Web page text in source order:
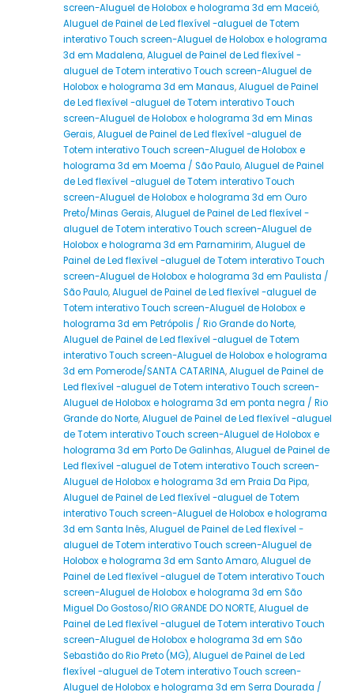
screen-Aluguel de Holobox e holograma 3d em Maceió,
Aluguel de Painel de Led flexível -aluguel de Totem
interativo Touch screen-Aluguel de Holobox e holograma
3d em Madalena,Aluguel de Painel de Led flexível -
aluguel de Totem interativo Touch screen-Aluguel de
Holobox e holograma 3d em Manaus,Aluguel de Painel
de Led flexível -aluguel de Totem interativo Touch
screen-Aluguel de Holobox e holograma 3d em Minas
Gerais,Aluguel de Painel de Led flexível -aluguel de
Totem interativo Touch screen-Aluguel de Holobox e
holograma 3d em Moema / São Paulo,Aluguel de Painel
de Led flexível -aluguel de Totem interativo Touch
screen-Aluguel de Holobox e holograma 3d em Ouro
Preto/Minas Gerais,Aluguel de Painel de Led flexível -
aluguel de Totem interativo Touch screen-Aluguel de
Holobox e holograma 3d em Parnamirim,Aluguel de
Painel de Led flexível -aluguel de Totem interativo Touch
screen-Aluguel de Holobox e holograma 3d em Paulista /
São Paulo,Aluguel de Painel de Led flexível -aluguel de
Totem interativo Touch screen-Aluguel de Holobox e
holograma 3d em Petrópolis / Rio Grande do Norte,
Aluguel de Painel de Led flexível -aluguel de Totem
interativo Touch screen-Aluguel de Holobox e holograma
3d em Pomerode/SANTA CATARINA,Aluguel de Painel de
Led flexível -aluguel de Totem interativo Touch screen-
Aluguel de Holobox e holograma 3d em ponta negra / Rio
Grande do Norte,Aluguel de Painel de Led flexível -aluguel
de Totem interativo Touch screen-Aluguel de Holobox e
holograma 3d em Porto De Galinhas,Aluguel de Painel de
Led flexível -aluguel de Totem interativo Touch screen-
Aluguel de Holobox e holograma 3d em Praia Da Pipa,
Aluguel de Painel de Led flexível -aluguel de Totem
interativo Touch screen-Aluguel de Holobox e holograma
3d em Santa Inês,Aluguel de Painel de Led flexível -
aluguel de Totem interativo Touch screen-Aluguel de
Holobox e holograma 3d em Santo Amaro,Aluguel de
Painel de Led flexível -aluguel de Totem interativo Touch
screen-Aluguel de Holobox e holograma 3d em São
Miguel Do Gostoso/RIO GRANDE DO NORTE,Aluguel de
Painel de Led flexível -aluguel de Totem interativo Touch
screen-Aluguel de Holobox e holograma 3d em São
Sebastião do Rio Preto (MG),Aluguel de Painel de Led
flexível -aluguel de Totem interativo Touch screen-
Aluguel de Holobox e holograma 3d em Serra Dourada /